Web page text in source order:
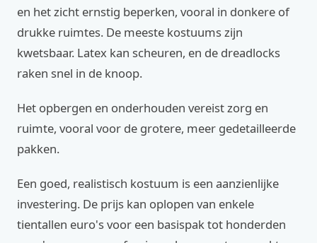
en het zicht ernstig beperken, vooral in donkere of
drukke ruimtes. De meeste kostuums zijn
kwetsbaar. Latex kan scheuren, en de dreadlocks
raken snel in de knoop.
Het opbergen en onderhouden vereist zorg en
ruimte, vooral voor de grotere, meer gedetailleerde
pakken.
Een goed, realistisch kostuum is een aanzienlijke
investering. De prijs kan oplopen van enkele
tientallen euro's voor een basispak tot honderden